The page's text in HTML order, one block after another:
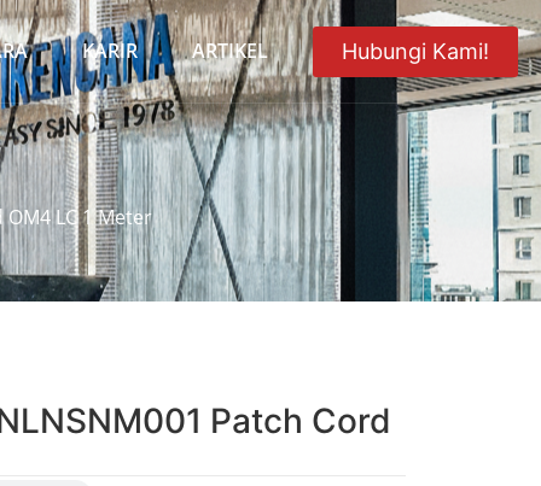
KARIR ARTIKEL Hubungi Kami!
LC 1 Meter
Patch Cord